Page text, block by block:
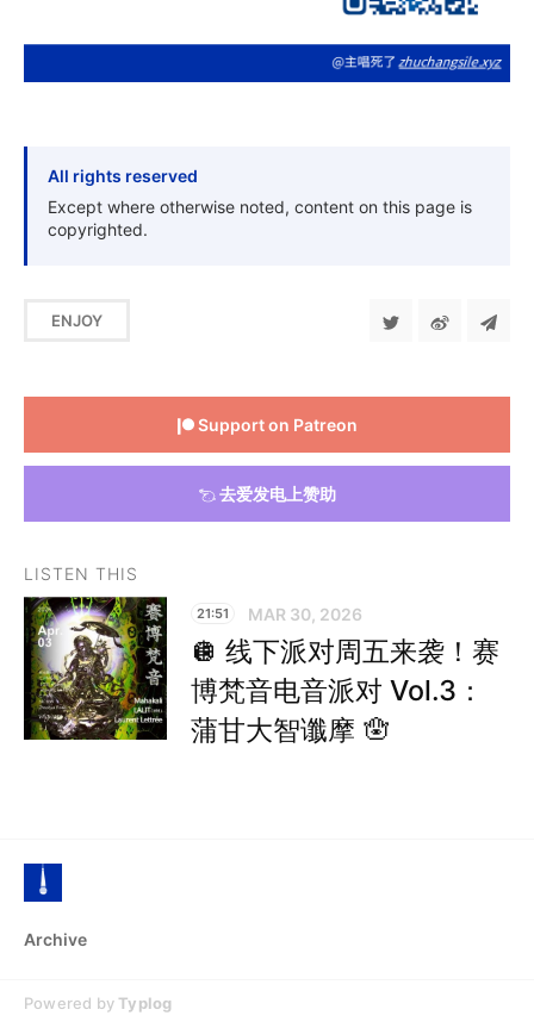
All rights reserved
Except where otherwise noted, content on this page is
copyrighted.
ENJOY
Support on Patreon
去爱发电上赞助
LISTEN THIS
21:51 MAR 30, 2026
🪩 线下派对周五来袭！赛
博梵音电音派对 Vol.3：
蒲甘大智谶摩 🪬
Archive
Powered byTyplog